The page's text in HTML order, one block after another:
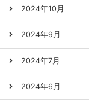
2024年10月
2024年9月
2024年7月
2024年6月